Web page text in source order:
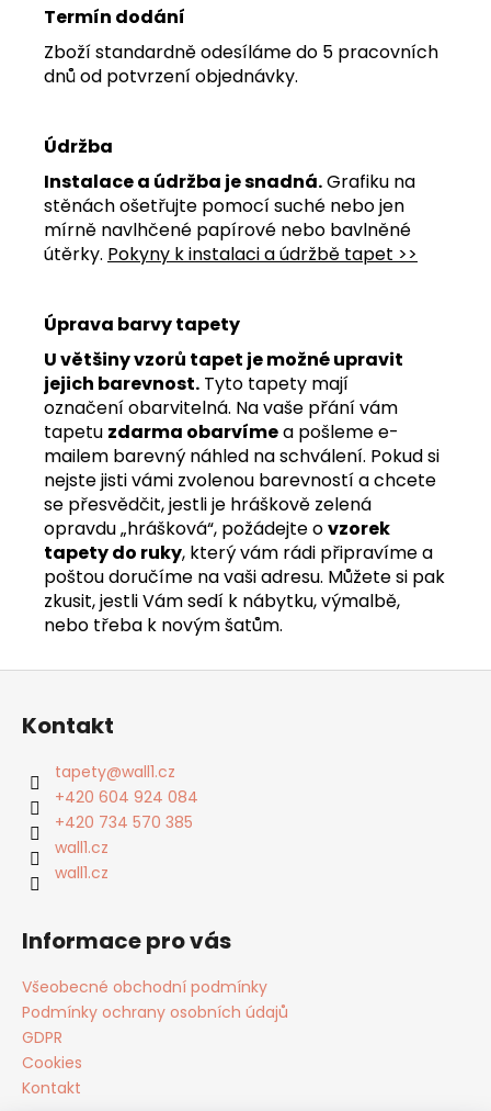
Termín dodání
Zboží standardně odesíláme do 5 pracovních
dnů od potvrzení objednávky.
Údržba
Instalace a údržba je snadná.Grafiku na
stěnách ošetřujte pomocí suché nebo jen
mírně navlhčené papírové nebo bavlněné
útěrky. Pokyny k instalaci a údržbě tapet >>
Úprava barvy tapety
U většiny vzorů tapet je možné upravit
jejich barevnost. Tyto tapety mají
označení obarvitelná. Na vaše přání vám
tapetu zdarma obarvímea pošleme e-
mailem barevný náhled na schválení. Pokud si
nejste jisti vámi zvolenou barevností a chcete
se přesvědčit, jestli je hráškově zelená
opravdu „hrášková“, požádejte ovzorek
tapety do ruky, který vám rádi připravíme a
poštou doručíme na vaši adresu. Můžete si pak
zkusit, jestli Vám sedí k nábytku, výmalbě,
nebo třeba k novým šatům.
Z
Kontakt
tapety@wall1.cz
+420 604 924 084
+420 734 570 385
wall1.cz
wall1.cz
Informace pro vás
Všeobecné obchodní podmínky
Podmínky ochrany osobních údajů
GDPR
Cookies
Kontakt